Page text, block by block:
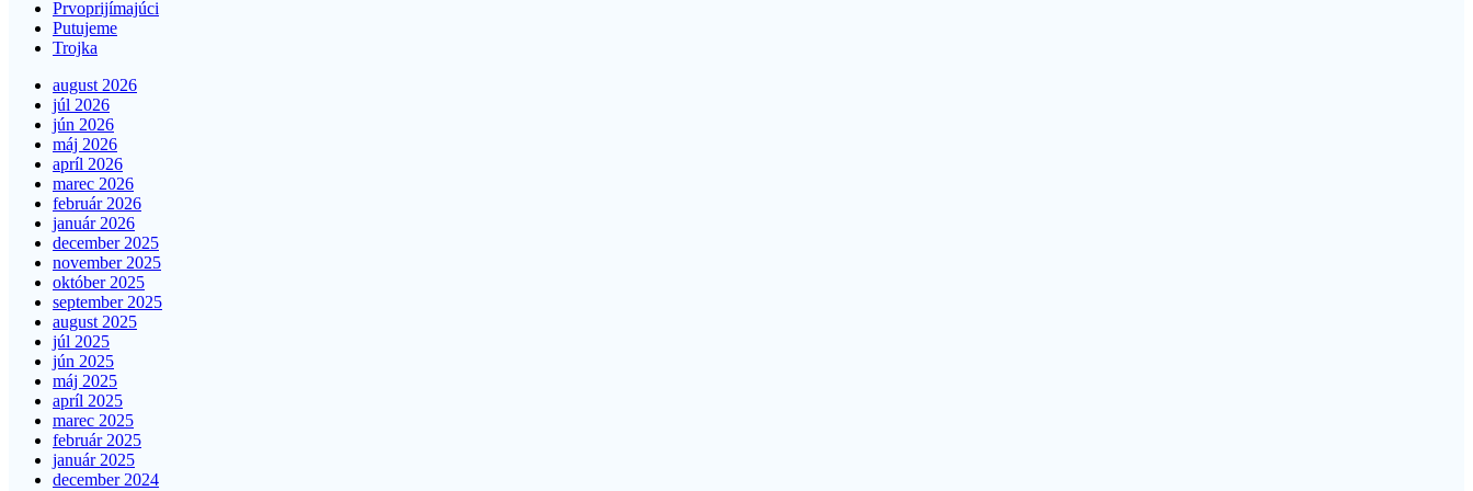
Prvoprijímajúci
Putujeme
Trojka
august 2026
júl 2026
jún 2026
máj 2026
apríl 2026
marec 2026
február 2026
január 2026
december 2025
november 2025
október 2025
september 2025
august 2025
júl 2025
jún 2025
máj 2025
apríl 2025
marec 2025
február 2025
január 2025
december 2024